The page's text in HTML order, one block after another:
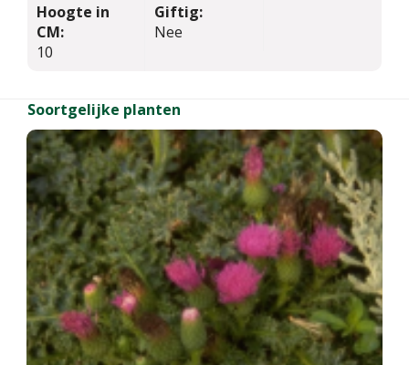
Hoogte in
CM:
10
Giftig:
Nee
Soortgelijke planten